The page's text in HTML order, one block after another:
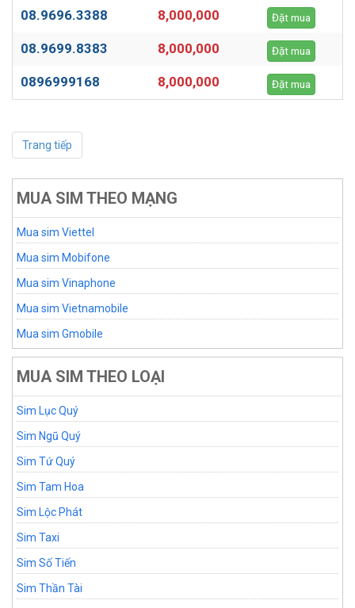
08.9696.3388 8,000,000 Đặt mua
08.9699.8383 8,000,000 Đặt mua
0896999168 8,000,000 Đặt mua
Trang tiếp
MUA SIM THEO MẠNG
Mua sim Viettel
Mua sim Mobifone
Mua sim Vinaphone
Mua sim Vietnamobile
Mua sim Gmobile
MUA SIM THEO LOẠI
Sim Lục Quý
Sim Ngũ Quý
Sim Tứ Quý
Sim Tam Hoa
Sim Lộc Phát
Sim Taxi
Sim Số Tiến
Sim Thần Tài